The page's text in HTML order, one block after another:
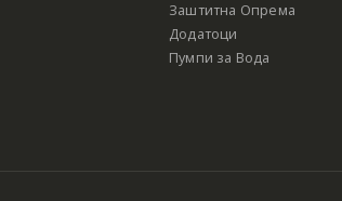
Заштитна Опрема
Додатоци
Пумпи за Вода